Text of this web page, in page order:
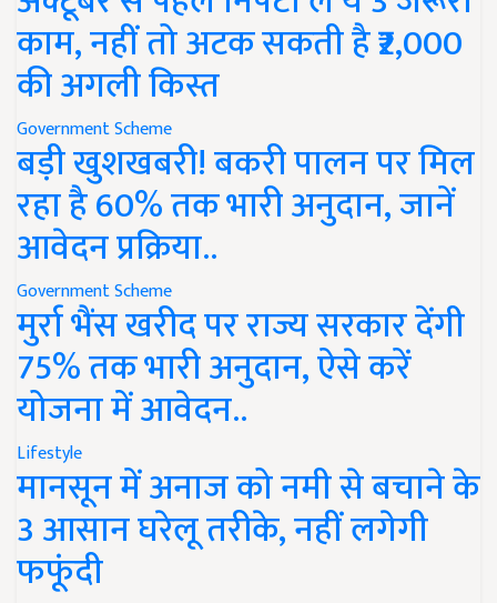
काम, नहीं तो अटक सकती है ₹2,000
की अगली किस्त
Government Scheme
बड़ी खुशखबरी! बकरी पालन पर मिल
रहा है 60% तक भारी अनुदान, जानें
आवेदन प्रक्रिया..
Government Scheme
मुर्रा भैंस खरीद पर राज्य सरकार देंगी
75% तक भारी अनुदान, ऐसे करें
योजना में आवेदन..
Lifestyle
मानसून में अनाज को नमी से बचाने के
3 आसान घरेलू तरीके, नहीं लगेगी
फफूंदी